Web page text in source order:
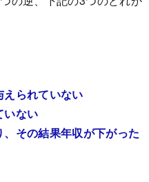
えられていない
いない
、その結果年収が下がった